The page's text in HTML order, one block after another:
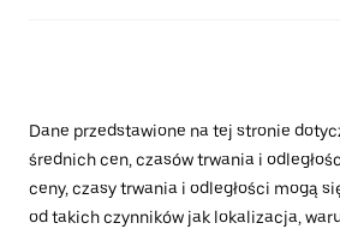
Dane przedstawione na tej stronie
średnich cen, czasów trwania i
ceny, czasy trwania i odległości mogą
od takich czynników jak lokalizacja,